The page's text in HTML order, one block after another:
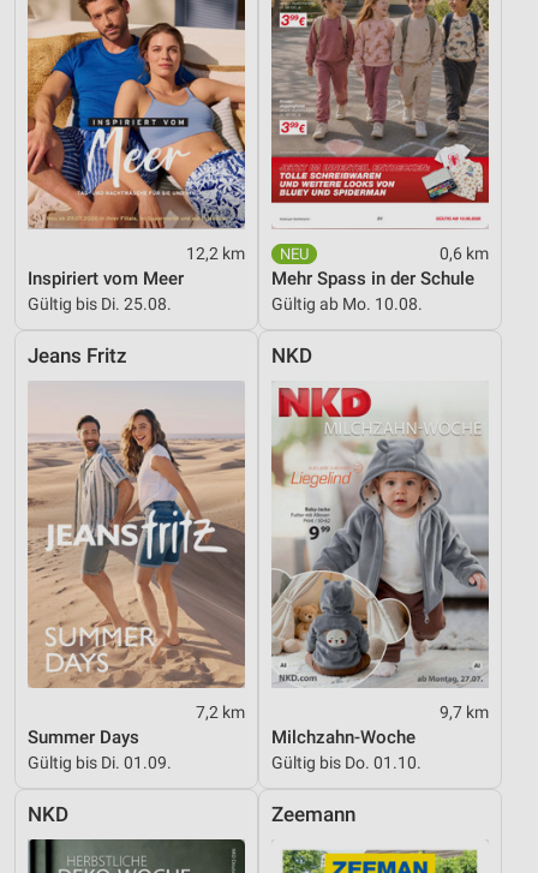
12,2 km
Inspiriert vom Meer
Gültig bis Di. 25.08.
0,6 km
Mehr Spass in der Schule
Gültig ab Mo. 10.08.
Jeans Fritz
7,2 km
Summer Days
Gültig bis Di. 01.09.
NKD
9,7 km
Milchzahn-Woche
Gültig bis Do. 01.10.
NKD Zeemann
Verwendung genauer Standortdaten
Geräte anhand von aktiv angeforderten
Informationen identifizieren
Nicht-IAB-Verarbeitungszwecke:
Notwendig
Performance
Werbung